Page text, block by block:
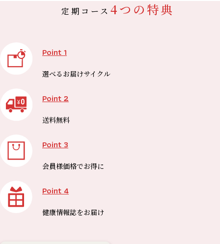
定期コース 4つの特典
Point 1
選べる お届けサイクル
Point 2
送料無料
Point 3
会員様価格でお得に
Point 4
健康情報誌をお届け